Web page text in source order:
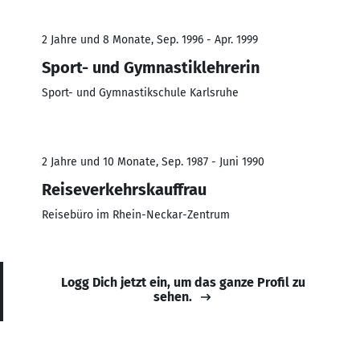
2 Jahre und 8 Monate, Sep. 1996 - Apr. 1999
Sport- und Gymnastiklehrerin
Sport- und Gymnastikschule Karlsruhe
2 Jahre und 10 Monate, Sep. 1987 - Juni 1990
Reiseverkehrskauffrau
Reisebüro im Rhein-Neckar-Zentrum
Logg Dich jetzt ein, um das ganze Profil zu
sehen.